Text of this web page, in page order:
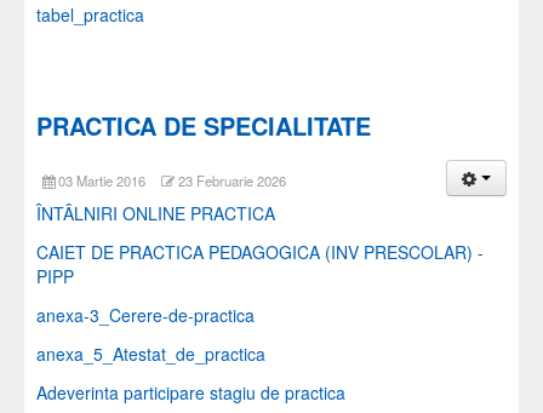
tabel_practica
PRACTICA DE SPECIALITATE
03 Martie 2016 23 Februarie 2026
ÎNTÂLNIRI ONLINE PRACTICA
CAIET DE PRACTICA PEDAGOGICA (INV PRESCOLAR) -
PIPP
anexa-3_Cerere-de-practica
anexa_5_Atestat_de_practica
Adeverinta participare stagiu de practica